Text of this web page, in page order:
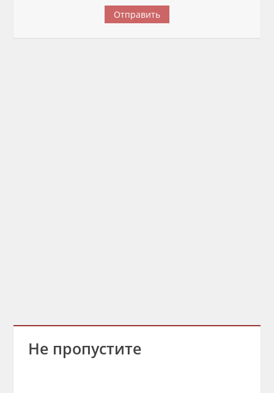
Не пропустите